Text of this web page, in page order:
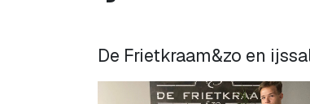
De Frietkraam&zo en